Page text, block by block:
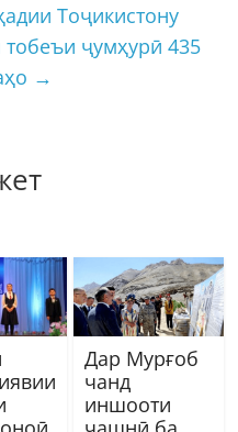
Тоҷикистону
ҷумҳурӣ 435
→
Дар Мурғоб
чанд
иншооти